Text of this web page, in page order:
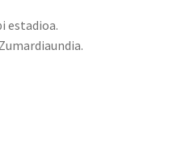
estadioa.